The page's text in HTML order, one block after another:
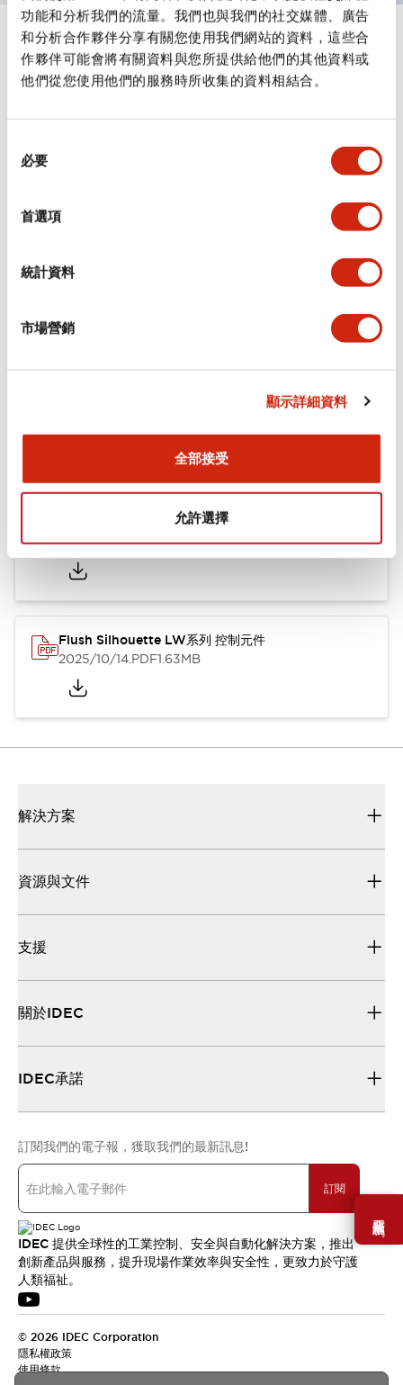
功能和分析我們的流量。我們也與我們的社交媒體、廣告
和分析合作夥伴分享有關您使用我們網站的資料，這些合
作夥伴可能會將有關資料與您所提供給他們的其他資料或
他們從您使用他們的服務時所收集的資料相結合。
必要
首選項
統計資料
市場營銷
顯示詳細資料
全部接受
允許選擇
需要幫助嗎？
規格 顯示全部
審美規範
安裝和安裝規範
認證與標準
Flush Silhouette LW系列 控制元件 (英文版)
2025/09/19.PDF1.23MB
Flush Silhouette LW系列 控制元件
2025/10/14.PDF1.63MB
解決方案
資源與文件
支援
關於IDEC
IDEC承諾
訂閱我們的電子報，獲取我們的最新訊息!
訂閱
IDEC 提供全球性的工業控制、安全與自動化解決方案，推出
創新產品與服務，提升現場作業效率與安全性，更致力於守護
人類福祉。
© 2026 IDEC Corporation
隱私權政策
使用條款